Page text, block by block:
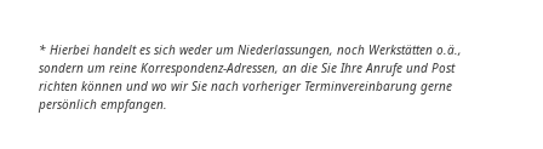
* Hierbei handelt es sich weder um Niederlassungen, noch Werkstätten o.ä.,
sondern um reine Korrespondenz-Adressen, an die Sie Ihre Anrufe und Post
richten können und wo wir Sie nach vorheriger Terminvereinbarung gerne
persönlich empfangen.